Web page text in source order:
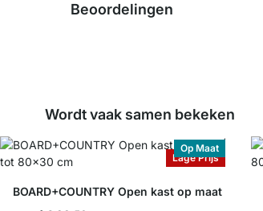
Beoordelingen
Wordt vaak samen bekeken
Lage Prijs
Op Maat
BOARD+COUNTRY Open kast op maat